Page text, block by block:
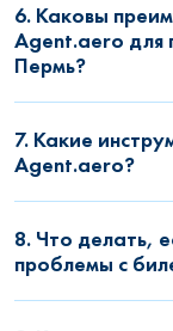
6. Каковы
Agent.aero для
Пермь?
7. Какие
Agent.aero?
8. Что делать,
проблемы с